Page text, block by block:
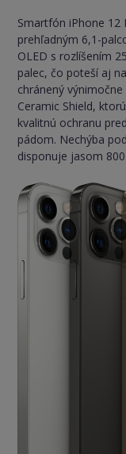
Smartfón iPhone 12
prehľadným 6,1-
OLED s rozlíšením
palec, čo poteší aj
chránený
Ceramic Shield,
kvalitnú ochranu
pádom. Nechýba
disponuje jasom